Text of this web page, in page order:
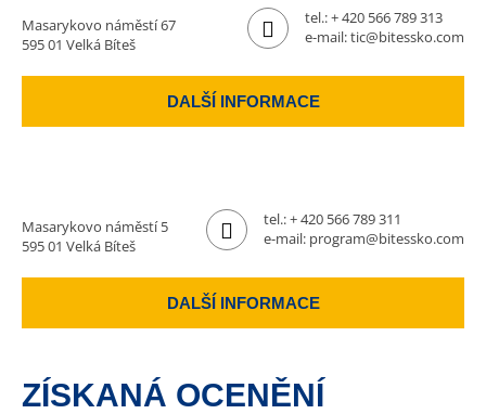
Masarykovo náměstí 67
595 01 Velká Bíteš
tel.:+ 420 566 789 313
e-mail:tic@bitessko.com
DALŠÍ INFORMACE
Masarykovo náměstí 5
595 01 Velká Bíteš
tel.:+ 420 566 789 311
e-mail: program@bitessko.com
DALŠÍ INFORMACE
ZÍSKANÁ OCENĚNÍ